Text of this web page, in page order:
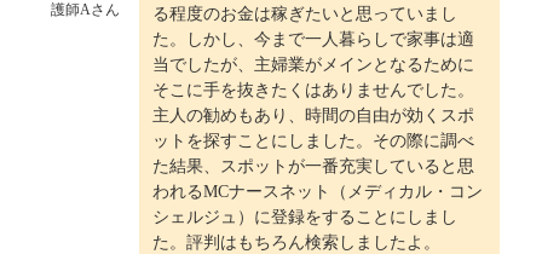
護師Aさん
る程度のお金は稼ぎたいと思っていまし
た。しかし、今まで一人暮らしで家事は適
当でしたが、主婦業がメインとなるために
そこに手を抜きたくはありませんでした。
主人の勧めもあり、時間の自由が効くスポ
ットを探すことにしました。その際に調べ
た結果、スポットが一番充実していると思
われるMCナースネット（メディカル・コン
シェルジュ）に登録をすることにしまし
た。評判はもちろん検索しましたよ。